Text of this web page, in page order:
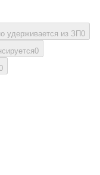
удерживается из ЗП0
0